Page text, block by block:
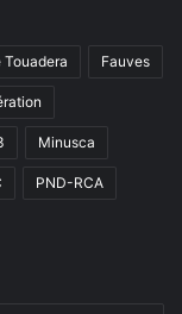
Touadera Fauves
Minusca
PND-RCA